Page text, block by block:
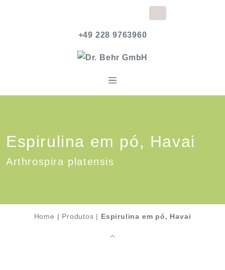
+49 228 9763960
Espirulina em pó, Havai
Arthrospira platensis
Home | Produtos | Espirulina em pó, Havai